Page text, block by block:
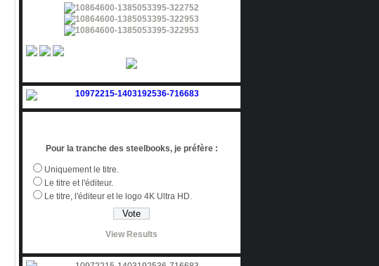
Pour la tranche des steelbooks, je préfère :
Uniquement le titre.
Le titre et l'éditeur.
Le titre, l'éditeur et le logo 4K Ultra HD.
View Results